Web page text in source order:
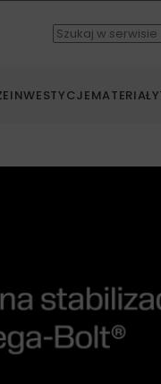
INWESTYCJEMATERIAŁY